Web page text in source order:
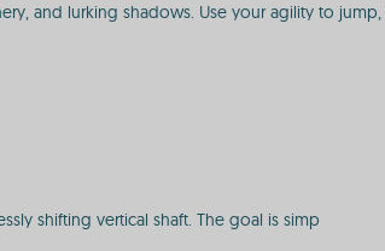
and lurking shadows. Use your agility to
shifting vertical shaft. The goal is simp